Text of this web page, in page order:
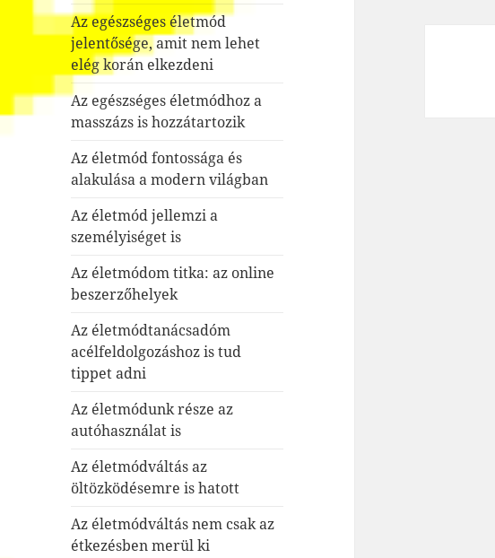
Az egészséges életmód
jelentősége, amit nem lehet
elég korán elkezdeni
Az egészséges életmódhoz a
masszázs is hozzátartozik
Az életmód fontossága és
alakulása a modern világban
Az életmód jellemzi a
személyiséget is
Az életmódom titka: az online
beszerzőhelyek
Az életmódtanácsadóm
acélfeldolgozáshoz is tud
tippet adni
Az életmódunk része az
autóhasználat is
Az életmódváltás az
öltözködésemre is hatott
Az életmódváltás nem csak az
étkezésben merül ki